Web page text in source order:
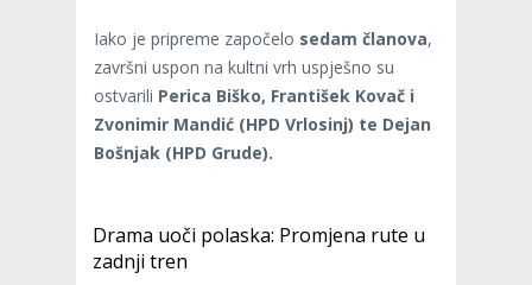
Iako je pripreme započelo sedam članova,
završni uspon na kultni vrh uspješno su
ostvarili Perica Biško, František Kovač i
Zvonimir Mandić (HPD Vrlosinj) te Dejan
Bošnjak (HPD Grude).
Drama uoči polaska: Promjena rute u
zadnji tren